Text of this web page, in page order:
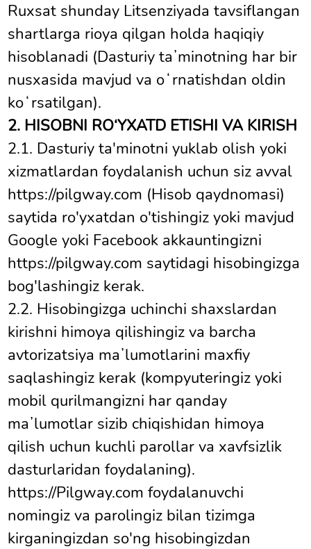
Ruxsat shunday Litsenziyada tavsiflangan
shartlarga rioya qilgan holda haqiqiy
hisoblanadi (Dasturiy taʼminotning har bir
nusxasida mavjud va oʻrnatishdan oldin
koʻrsatilgan).
2. HISOBNI RO‘YXATD ETISHI VA KIRISH
2.1. Dasturiy ta'minotni yuklab olish yoki
xizmatlardan foydalanish uchun siz avval
https://pilgway.com (Hisob qaydnomasi)
saytida ro'yxatdan o'tishingiz yoki mavjud
Google yoki Facebook akkauntingizni
https://pilgway.com saytidagi hisobingizga
bog'lashingiz kerak.
2.2. Hisobingizga uchinchi shaxslardan
kirishni himoya qilishingiz va barcha
avtorizatsiya maʼlumotlarini maxfiy
saqlashingiz kerak (kompyuteringiz yoki
mobil qurilmangizni har qanday
maʼlumotlar sizib chiqishidan himoya
qilish uchun kuchli parollar va xavfsizlik
dasturlaridan foydalaning).
https://Pilgway.com foydalanuvchi
nomingiz va parolingiz bilan tizimga
kirganingizdan so'ng hisobingizdan